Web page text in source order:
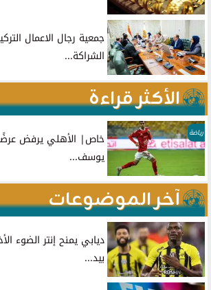
جمعية رجال الاعمال
الشراكة...
الأكثر قراءة
رياضة
خاص| الأهلي يرفض
يوسف...
آخر الموضوعات
ديابي يمنح إنتر الضوء
بيد...